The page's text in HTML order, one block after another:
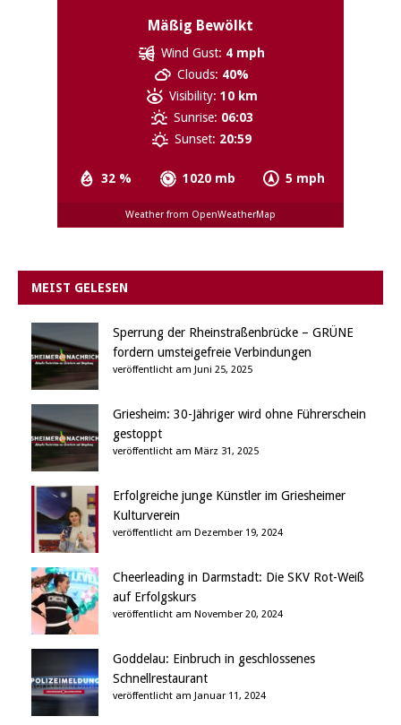
Mäßig Bewölkt
32 % 1020 mb 5 mph
Wind Gust: 4 mph
Clouds: 40%
Visibility: 10 km
Sunrise: 06:03
Sunset: 20:59
Weather from OpenWeatherMap
MEIST GELESEN
Sperrung der Rheinstraßenbrücke – GRÜNE
fordern umsteigefreie Verbindungen
veröffentlicht am Juni 25, 2025
Griesheim: 30-Jähriger wird ohne Führerschein
gestoppt
veröffentlicht am März 31, 2025
Erfolgreiche junge Künstler im Griesheimer
Kulturverein
veröffentlicht am Dezember 19, 2024
Cheerleading in Darmstadt: Die SKV Rot-Weiß
auf Erfolgskurs
veröffentlicht am November 20, 2024
Goddelau: Einbruch in geschlossenes
Schnellrestaurant
veröffentlicht am Januar 11, 2024